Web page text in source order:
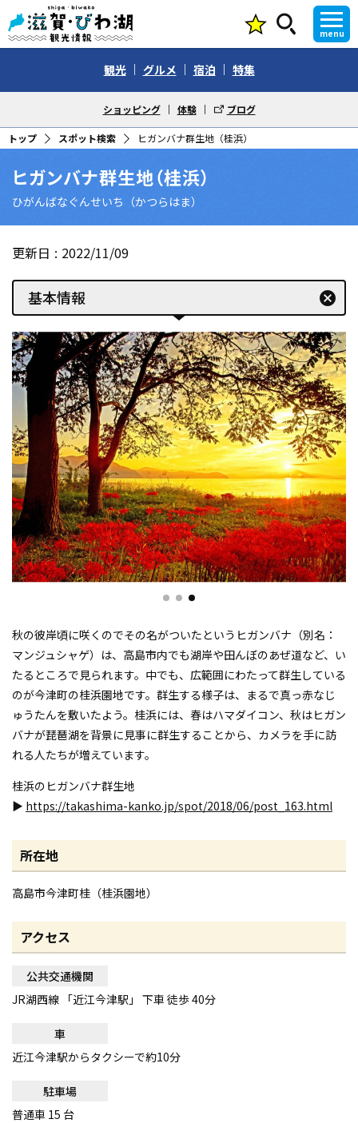
menu
観光 グルメ 宿泊 特集
ショッピング 体験 ブログ
トップ スポット検索 ヒガンバナ群生地（桂浜）
ヒガンバナ群生地（桂浜）
ひがんばなぐんせいち（かつらはま）
更新日 2022/11/09
基本情報 cancel
秋の彼岸頃に咲くのでその名がついたというヒガンバナ（別名：
マンジュシャゲ）は、高島市内でも湖岸や田んぼのあぜ道など、い
たるところで見られます。中でも、広範囲にわたって群生している
のが今津町の桂浜園地です。群生する様子は、まるで真っ赤なじ
ゅうたんを敷いたよう。桂浜には、春はハマダイコン、秋はヒガン
バナが琵琶湖を背景に見事に群生することから、カメラを手に訪
れる人たちが増えています。
桂浜のヒガンバナ群生地
▶ https://takashima-kanko.jp/spot/2018/06/post_163.html
所在地
高島市今津町桂（桂浜園地）
アクセス
公共交通機関
JR湖西線 「近江今津駅」 下車 徒歩 40分
車
近江今津駅からタクシーで約10分
駐車場
普通車 15 台